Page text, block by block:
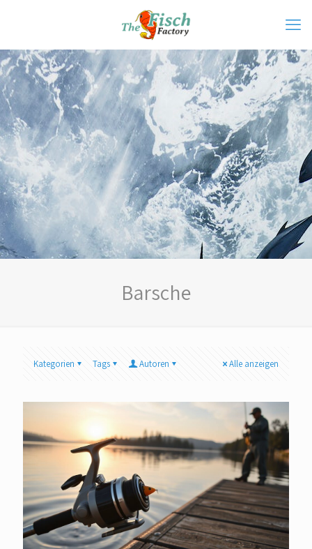
Barsche
Kategorien Tags Autoren Alle anzeigen